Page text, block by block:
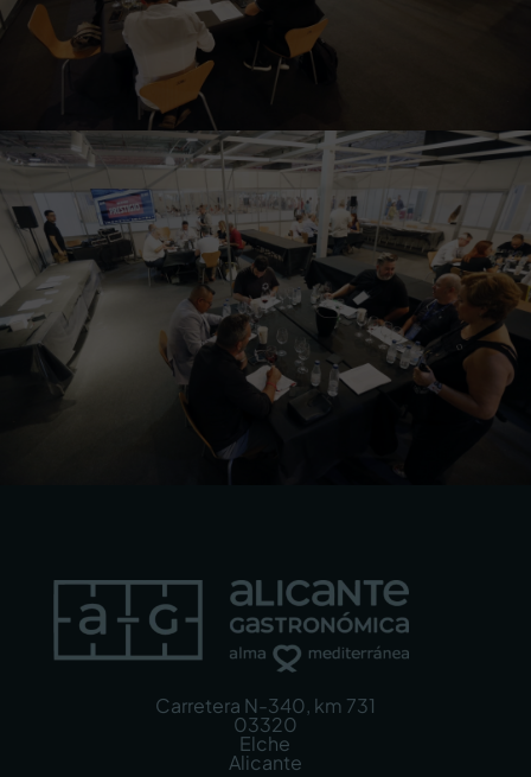
Carretera N-340, km 731
03320
Elche
Alicante